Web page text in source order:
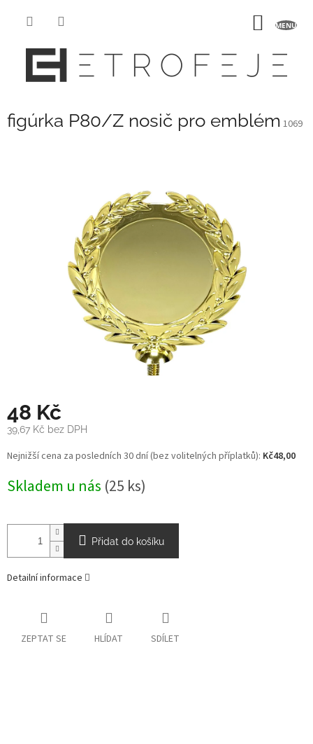
figúrka P80/Z nosič pro emblém 1069
48 Kč
39,67 Kč bez DPH
Měrná
cena:
Nejnižší cena za posledních 30 dní (bez volitelných příplatků): Kč48,00
Skladem u nás (25 ks)
Přidat do košíku
Detailní informace
ZEPTAT SE HLÍDAT SDÍLET